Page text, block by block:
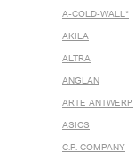
A-COLD-WALL*
AKILA
ALTRA
ANGLAN
ARTE ANTWERP
ASICS
C.P. COMPANY